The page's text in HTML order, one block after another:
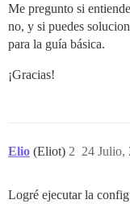
Me pregunto si
no, y si puedes
para la guía básica.
¡Gracias!
Elio (Eliot) 24 Julio,
2
Logré ejecutar la